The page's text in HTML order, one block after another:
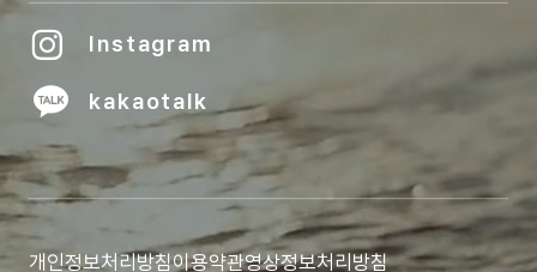
Instagram
kakaotalk
개인정보처리방침이용약관영상정보처리방침